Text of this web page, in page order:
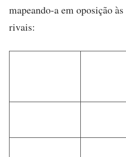
mapeando-a em oposição
rivais: